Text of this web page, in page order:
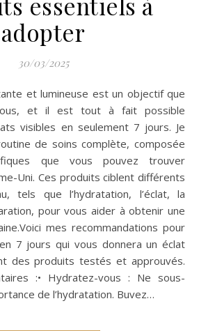
adopter
30/03/2025
et il est tout à fait possible
visibles en seulement 7 jours. Je
de soins complète, composée
que vous pouvez trouver
Uni. Ces produits ciblent différents
tels que l’hydratation, l’éclat, la
pour vous aider à obtenir une
mes recommandations pour
7 jours qui vous donnera un éclat
des produits testés et approuvés.
:• Hydratez-vous : Ne sous-
de l’hydratation. Buvez…